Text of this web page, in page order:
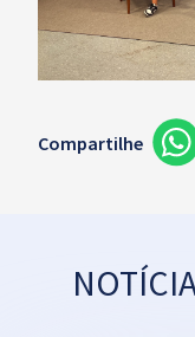
Compartilhe